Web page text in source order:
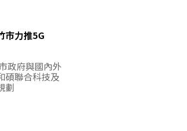
市力推5G
政府與國內外
碩聯合科技及
劃